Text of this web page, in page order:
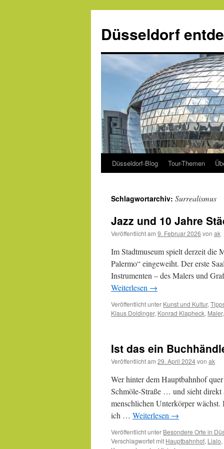
springen
Düsseldorf
Düsseldorf-Blog Tour-Themen
Schlagwortarchiv: Surrealismus
Jazz und 10 Jahre
Veröffentlicht am 9. Februar 2026 von ak
Im Stadtmuseum spielt derzeit die
Palermo“ eingeweiht. Der erste
Instrumenten – des Malers und
Weiterlesen →
Veröffentlicht unter Kunst und Kultur,
Klaus Doldinger, Konrad Klapheck, Maler,
Ist das ein
Veröffentlicht am 29. April 2024von ak
Wer hinter dem Hauptbahnhof
Schmöle-Straße … und sieht direkt
menschlichen Unterkörper
ich … Weiterlesen →
Veröffentlicht unter Besondere Orte in
Verschlagwortet mit Hauptbahnhof, Lialo,